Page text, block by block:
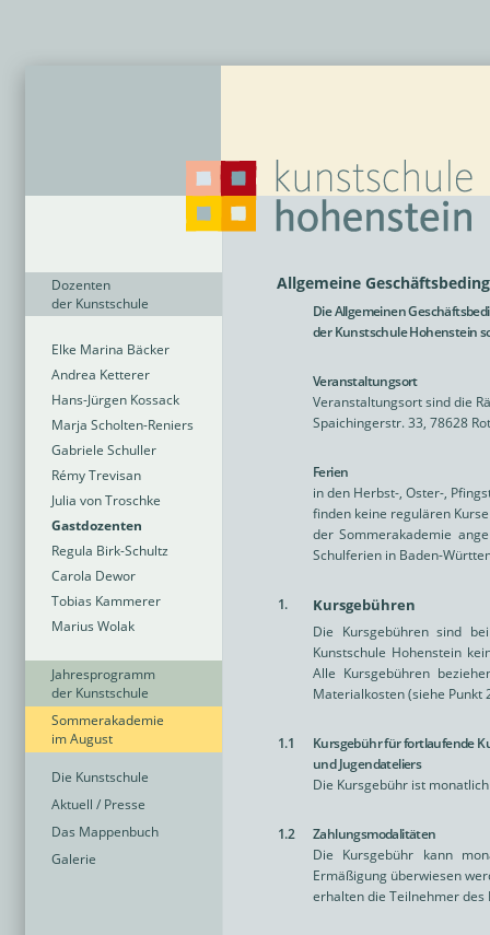
Dozenten
der Kunstschule
Elke Marina Bäcker
Andrea Ketterer
Hans-Jürgen Kossack
Marja Scholten-Reniers
Gabriele Schuller
Rémy Trevisan
Julia von Troschke
Gastdozenten
Regula Birk-Schultz
Carola Dewor
Tobias Kammerer
Marius Wolak
Jahresprogramm
der Kunstschule
Sommerakademie
im August
Die Kunstschule
Aktuell / Presse
Das Mappenbuch
Galerie
Allgemeine
Die Allgemeinen
der Kunstschule Hohenstein
Veranstaltungsort
Veranstaltungsort sind die
Spaichingerstr. 33, 78628
Ferien
in den Herbst-, Oster-,
finden keine regulären
der Sommerakademie
Schulferien in Baden-
1. Kursgebühren
Die Kursgebühren sind
Kunstschule Hohenstein
Alle Kursgebühren
Materialkosten (siehe Punkt
1.1
Kursgebühr für fortlaufende
und Jugendateliers
Die Kursgebühr ist
1.2
Zahlungsmodalitäten
Die Kursgebühr kann
Ermäßigung überwiesen
erhalten die Teilnehmer des